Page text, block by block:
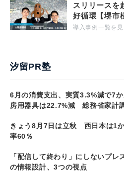
スリリースを
好循環【堺市
導入事例一覧を見
汐留PR塾
6月の消費支出、実質3.3%減で7
房用器具は22.7%減 総務省家計
きょう8月7日は立秋 西日本は1
率60％
「配信して終わり」にしないプ
の情報設計、3つの視点